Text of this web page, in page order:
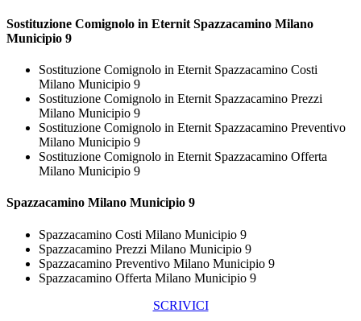
Sostituzione Comignolo in Eternit Spazzacamino Milano
Municipio 9
Sostituzione Comignolo in Eternit Spazzacamino Costi
Milano Municipio 9
Sostituzione Comignolo in Eternit Spazzacamino Prezzi
Milano Municipio 9
Sostituzione Comignolo in Eternit Spazzacamino Preventivo
Milano Municipio 9
Sostituzione Comignolo in Eternit Spazzacamino Offerta
Milano Municipio 9
Spazzacamino Milano Municipio 9
Spazzacamino Costi Milano Municipio 9
Spazzacamino Prezzi Milano Municipio 9
Spazzacamino Preventivo Milano Municipio 9
Spazzacamino Offerta Milano Municipio 9
SCRIVICI